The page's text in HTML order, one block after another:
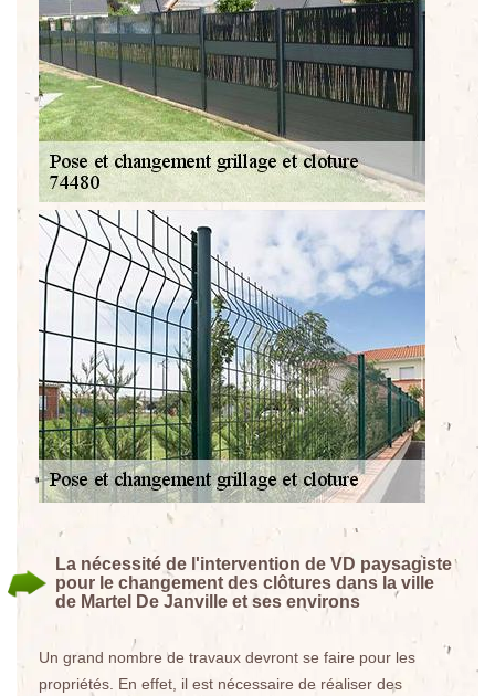
La nécessité de l'intervention de VD paysagiste
pour le changement des clôtures dans la ville
de Martel De Janville et ses environs
Un grand nombre de travaux devront se faire pour les
propriétés. En effet, il est nécessaire de réaliser des